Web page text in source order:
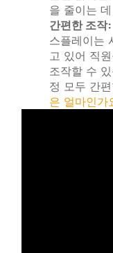
을 줄이는
간편한 조작:
스플레이는
고 있어 직
조작할 수
정 모두 간편
은 얼마인가